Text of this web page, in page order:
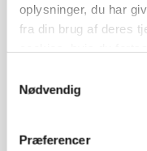
oplysninger, du har
fra din brug af deres
Nødvendig
Præferencer
MARKED